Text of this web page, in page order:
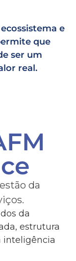
e
que
ser um
real.
da
da
estrutura
inteligência